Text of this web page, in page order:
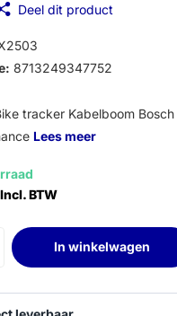
Deel dit product
8713249347752
tracker Kabelboom
Lees meer
BTW
In winkelwagen